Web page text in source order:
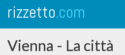
rizzetto.com
Vienna - La città